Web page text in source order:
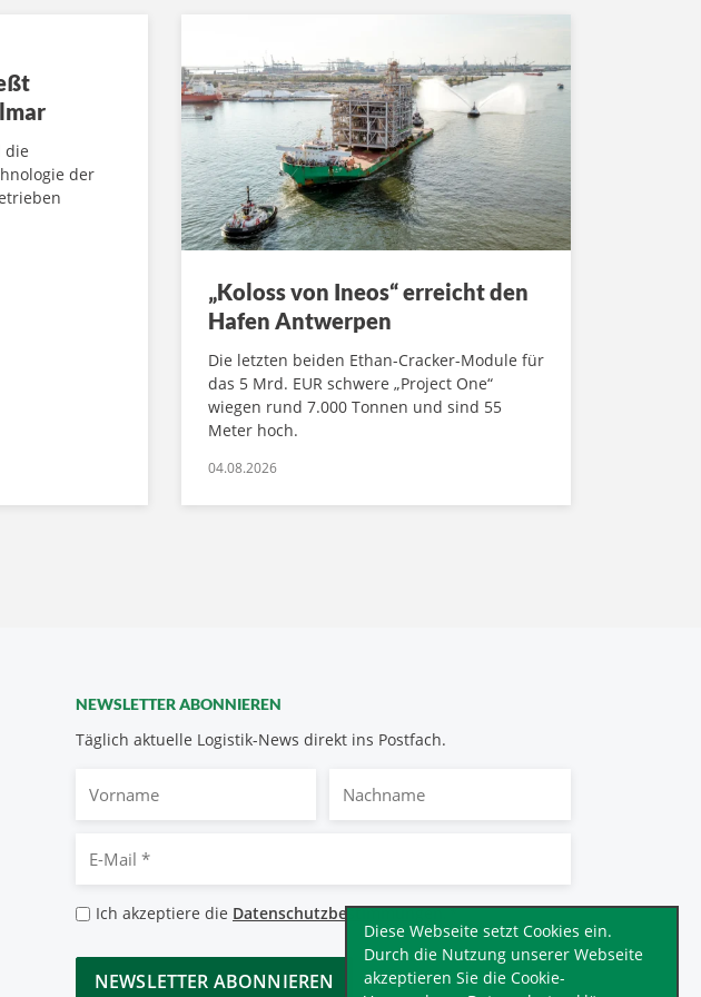
Diese Webseite setzt Cookies ein.
Durch die Nutzung unserer Webseite
akzeptieren Sie die Cookie-
die
der
„Koloss von Ineos“ erreicht den
Hafen Antwerpen
Die letzten beiden Ethan-Cracker-Module für
das 5 Mrd. EUR schwere „Project One“
wiegen rund 7.000 Tonnen und sind 55
Meter hoch.
04.08.2026
NEWSLETTER ABONNIEREN
Täglich aktuelle Logistik-News direkt ins Postfach.
Mail
Datenschutzbestimmungen
Ich akzeptiere die Datenschutzbestimmungen.*
CAPTCHA